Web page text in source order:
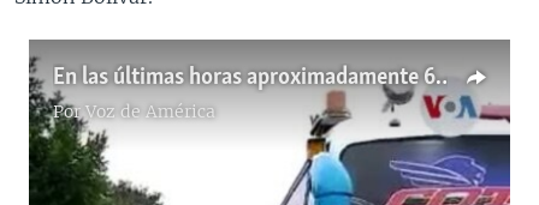
En las últimas horas aproximadamente 600 ciudadanos venezolanos regresaron a su país desde Colombia
Por Voz de América